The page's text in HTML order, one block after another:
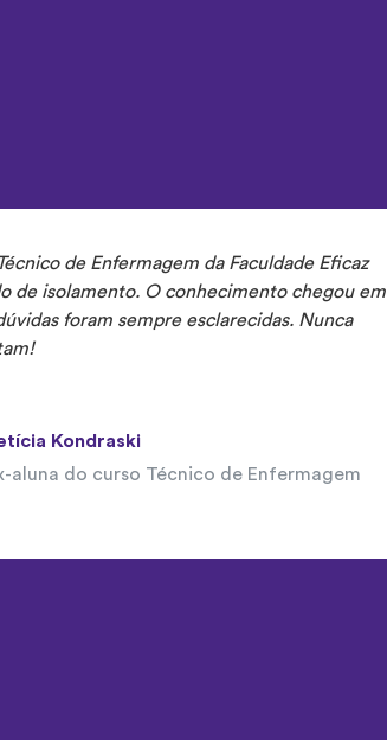
de Enfermagem da Faculdade Eficaz
de isolamento. O conhecimento chegou em
foram sempre esclarecidas. Nunca
Kondraski
aluna do curso Técnico de Enfermagem